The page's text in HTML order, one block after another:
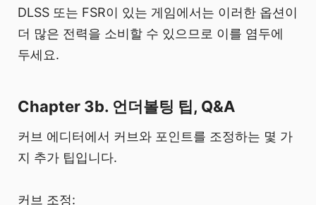
DLSS 또는 FSR이 있는 게임에서는 이러한 옵션이
더 많은 전력을 소비할 수 있으므로 이를 염두에
두세요.
Chapter 3b. 언더볼팅 팁, Q&A
커브 에디터에서 커브와 포인트를 조정하는 몇 가
지 추가 팁입니다.
커브 조정: